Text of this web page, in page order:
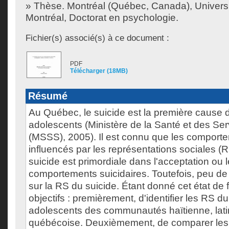
» Thèse. Montréal (Québec, Canada),
Montréal, Doctorat en psychologie.
Fichier(s) associé(s) à ce document :
PDF
Télécharger (18MB)
Résumé
Au Québec, le suicide est la première cause
adolescents (Ministère de la Santé et des
(MSSS), 2005). Il est connu que les
influencés par les représentations sociales
suicide est primordiale dans l'acceptation ou
comportements suicidaires. Toutefois, peu
sur la RS du suicide. Étant donné cet état de
objectifs : premièrement, d'identifier les RS
adolescents des communautés haïtienne,
québécoise. Deuxièmement, de comparer